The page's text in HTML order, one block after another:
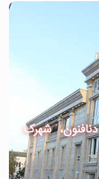
شهرک